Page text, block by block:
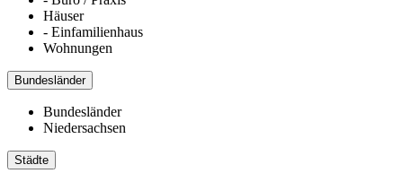
Häuser
- Einfamilienhaus
Wohnungen
Bundesländer
Bundesländer
Niedersachsen
Städte